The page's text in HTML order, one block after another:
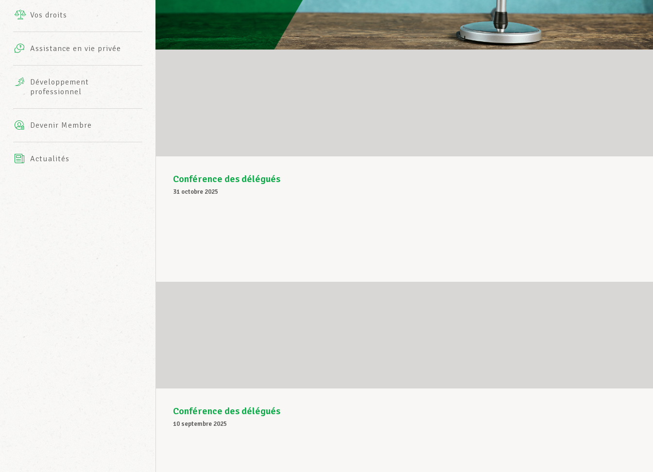
INFO-CENTER
Vos droits
Assistance en vie privée
complémentaires
AXA
Développement
professionnel
Devenir Membre
Actualités
Conférence des délégués
31 octobre 2025
Conférence des délégués
10 septembre 2025